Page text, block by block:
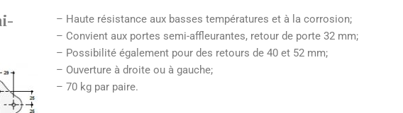
– Haute résistance aux basses températures et à la corrosion;
– Convient aux portes semi-affleurantes, retour de porte 32 mm;
– Possibilité également pour des retours de 40 et 52 mm;
– Ouverture à droite ou à gauche;
– 70 kg par paire.